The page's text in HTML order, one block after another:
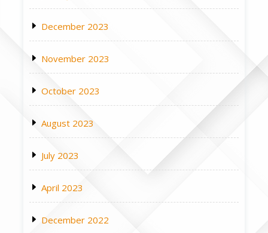
December 2023
November 2023
October 2023
August 2023
July 2023
April 2023
December 2022